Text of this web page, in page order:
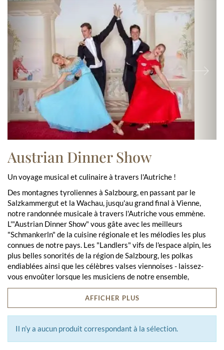
Previous
Austrian Dinner Show
Un voyage musical et culinaire à travers l'Autriche !
Des montagnes tyroliennes à Salzbourg, en passant par le
Salzkammergut et la Wachau, jusqu'au grand final à Vienne,
notre randonnée musicale à travers l'Autriche vous emmène.
L'"Austrian Dinner Show" vous gâte avec les meilleurs
"Schmankerln" de la cuisine régionale et les mélodies les plus
connues de notre pays. Les "Landlers" vifs de l'espace alpin, les
plus belles sonorités de la région de Salzbourg, les polkas
endiablées ainsi que les célèbres valses viennoises - laissez-
vous envoûter lorsque les musiciens de notre ensemble,
accompagnés d'excellents chanteurs et de danseurs fougueux,
présentent les trésors musicaux de l'Autriche dans un spectacle
haut en couleurs.
Le programme :
Entre les plats, nos invités assistent à un programme plein
d'entrain, divisé en trois blocs de spectacle variés. Pendant le
AFFICHER PLUS
Il n’y a aucun produit correspondant à la sélection.